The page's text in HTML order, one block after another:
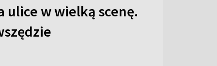
ulice w wielką scenę.